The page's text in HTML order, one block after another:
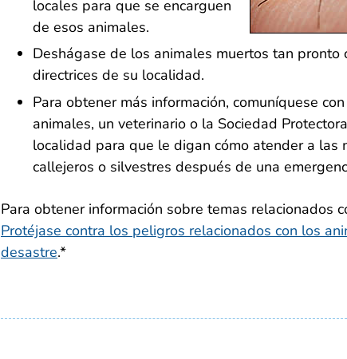
locales para que se encarguen
de esos animales.
Deshágase de los animales muertos tan
directrices de su localidad.
Para obtener más información, comuníquese
animales, un veterinario o la Sociedad
localidad para que le digan cómo atender a las
callejeros o silvestres después de una
Para obtener información sobre temas relacionados
Protéjase contra los peligros relacionados con los
desastre.*